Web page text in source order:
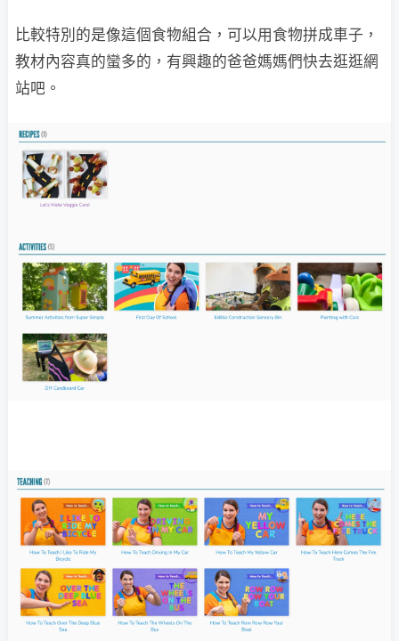
比較特別的是像這個食物組合，可以用食物拼成車子，
教材內容真的蠻多的，有興趣的爸爸媽媽們快去逛逛網
站吧。